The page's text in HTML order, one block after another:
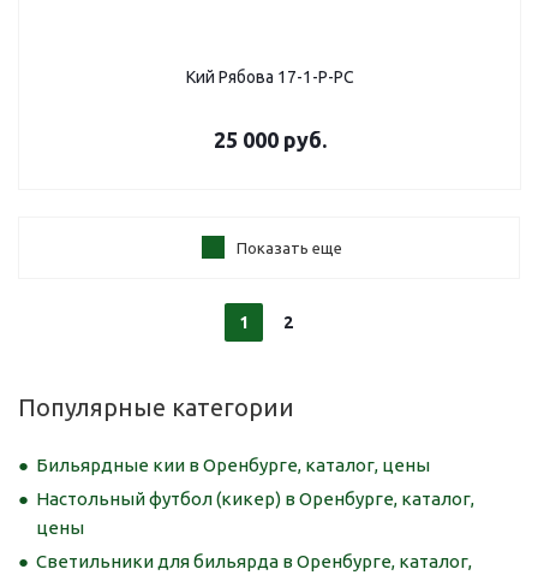
Кий Рябова 17-1-Р-РС
25 000 руб.
Показать еще
1 2
Популярные категории
Бильярдные кии в Оренбурге, каталог, цены
Настольный футбол (кикер) в Оренбурге, каталог,
цены
Светильники для бильярда в Оренбурге, каталог,